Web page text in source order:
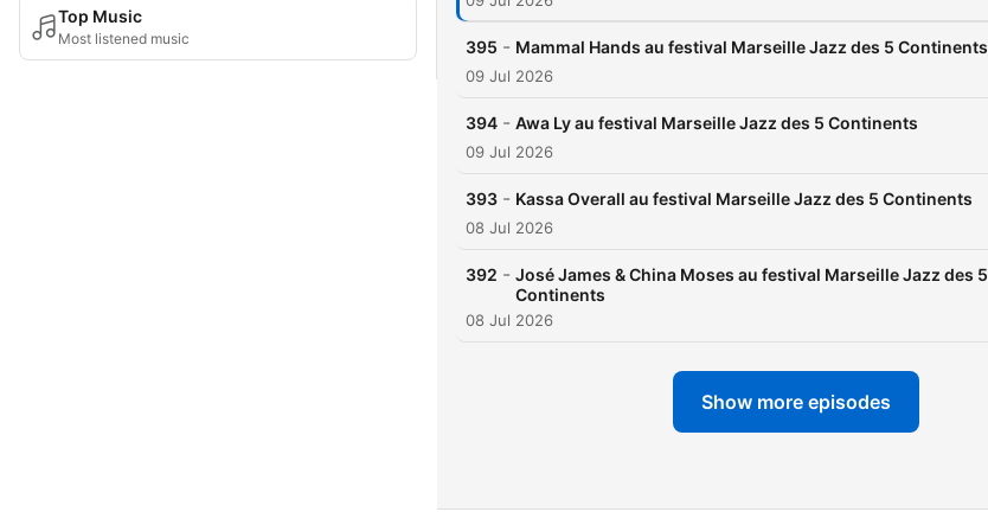
Top Music
Most listened music 395 - Mammal Hands au festival Marseille Jazz des 5 Continents
09 Jul 2026
394 - Awa Ly au festival Marseille Jazz des 5 Continents
09 Jul 2026
393 - Kassa Overall au festival Marseille Jazz des 5 Continents
08 Jul 2026
392 - José James & China Moses au festival Marseille Jazz des 5
Continents
08 Jul 2026
Show more episodes